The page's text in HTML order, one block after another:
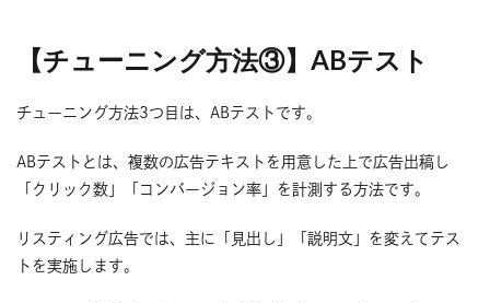
【チューニング方法③】ABテスト
チューニング方法3つ目は、ABテストです。
ABテストとは、複数の広告テキストを用意した上で広告出稿し
「クリック数」「コンバージョン率」を計測する方法です。
リスティング広告では、主に「見出し」「説明文」を変えてテス
トを実施します。